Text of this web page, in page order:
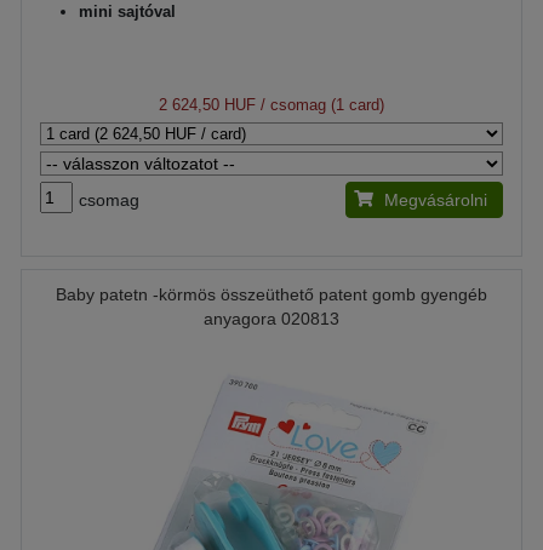
mini sajtóval
2 624,50 HUF / csomag (1 card)
csomag Megvásárolni
Baby patetn -körmös összeüthető patent gomb gyengéb
anyagora 020813